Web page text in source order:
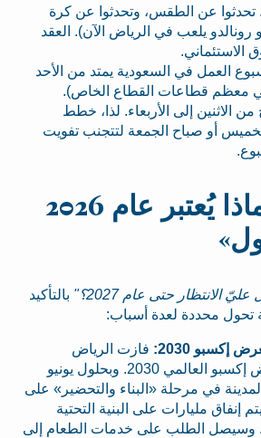
تحدثوا عن الطقس، وتحدثوا عن كرة
رونالدو يلعب في الرياض الآن). العقد
الاستئماني.
العمل في السعودية يمتد من الأحد
معظم قطاعات القطاع الخاص).
الاثنين إلى الأربعاء. لذا، خطط
أو صباح الجمعة لتتجنب تفويت
الجزء 10: لماذا يُعتبر عام 2026
الانتظار حتى عام 2027؟"
بالتأكيد
إكسبو 2030:
فازت الرياض
باستضافة معرض إكسبو العالمي 2030. وبحلول يونيو
المدينة في مرحلة «البناء والتحضير» على
مليارات على البنية التحتية
وسيصل الطلب على خدمات الطعام إلى